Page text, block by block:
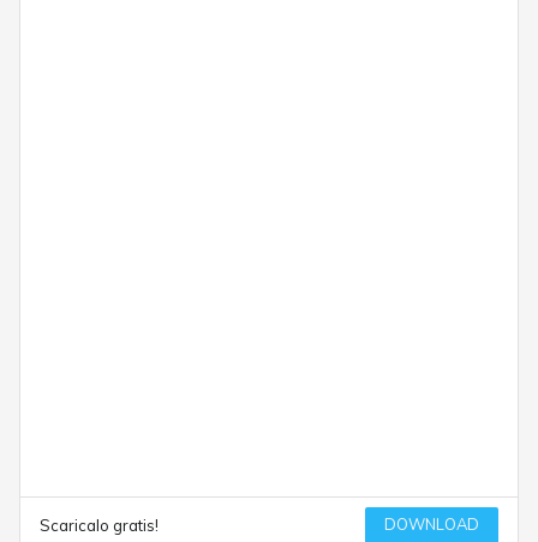
Scaricalo gratis! DOWNLOAD